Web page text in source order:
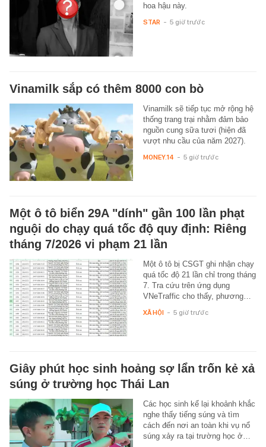
hoa hậu này.
STAR - 5 giờ trước
Vinamilk sắp có thêm 8000 con bò
Vinamilk sẽ tiếp tục mở rộng hệ
thống trang trại nhằm đảm bảo
nguồn cung sữa tươi (hiện đã
vượt nhu cầu của năm 2027).
MONEY.14 - 5 giờ trước
Một ô tô biển 29A "dính" gần 100 lần phạt
nguội do chạy quá tốc độ quy định: Riêng
tháng 7/2026 vi phạm 21 lần
Một ô tô bị CSGT ghi nhận chạy
quá tốc độ 21 lần chỉ trong tháng
7. Tra cứu trên ứng dụng
VNeTraffic cho thấy, phương…
XÃ HỘI - 5 giờ trước
Giây phút học sinh hoảng sợ lẩn trốn kẻ xả
súng ở trường học Thái Lan
Các học sinh kể lại khoảnh khắc
nghe thấy tiếng súng và tìm
cách đến nơi an toàn khi vụ nổ
súng xảy ra tại trường học ở…